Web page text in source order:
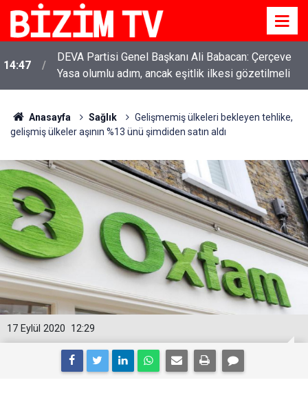
14:47
DEVA Partisi Genel Başkanı Ali Babacan: Çerçeve
Yasa olumlu adım, ancak eşitlik ilkesi gözetilmeli
Anasayfa Sağlık
Gelişmemiş ülkeleri bekleyen tehlike,
gelişmiş ülkeler aşının %13 ünü şimdiden satın aldı
12:29
17 Eylül 2020